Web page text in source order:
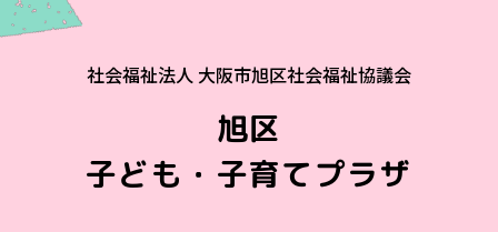
社会福祉法人 大阪市旭区社会福祉協議会
旭区
子ども・子育てプラザ